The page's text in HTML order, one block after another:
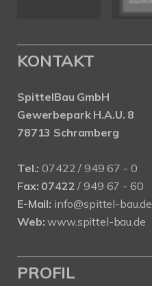
KONTAKT
SpittelBau GmbH
Gewerbepark H.A.U. 8
78713 Schramberg
Tel.: 07422 / 949 67 - 0
Fax: 07422 / 949 67 - 60
E-Mail: info@spittel-bau.de
Web: www.spittel-bau.de
PROFIL